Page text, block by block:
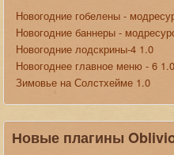
Новогодние гобелены -
Новогодние баннеры -
Новогодние лодскрины-4 1.0
Новогоднее главное меню - 6 1.0
Зимовье на Солстхейме 1.0
Новые плагины